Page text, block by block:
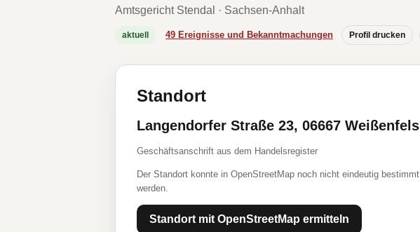
Amtsgericht Stendal · Sachsen-Anhalt
aktuell 49 Ereignisse und Bekanntmachungen Profil drucken
Standort
Langendorfer Straße 23, 06667 Weißenfels
Geschäftsanschrift aus dem Handelsregister
Der Standort konnte in OpenStreetMap noch nicht eindeutig bestimmt
werden.
Standort mit OpenStreetMap ermitteln